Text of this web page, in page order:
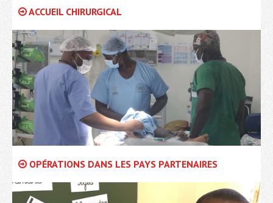
ACCUEIL CHIRURGICAL
OPÉRATIONS DANS LES PAYS PARTENAIRES